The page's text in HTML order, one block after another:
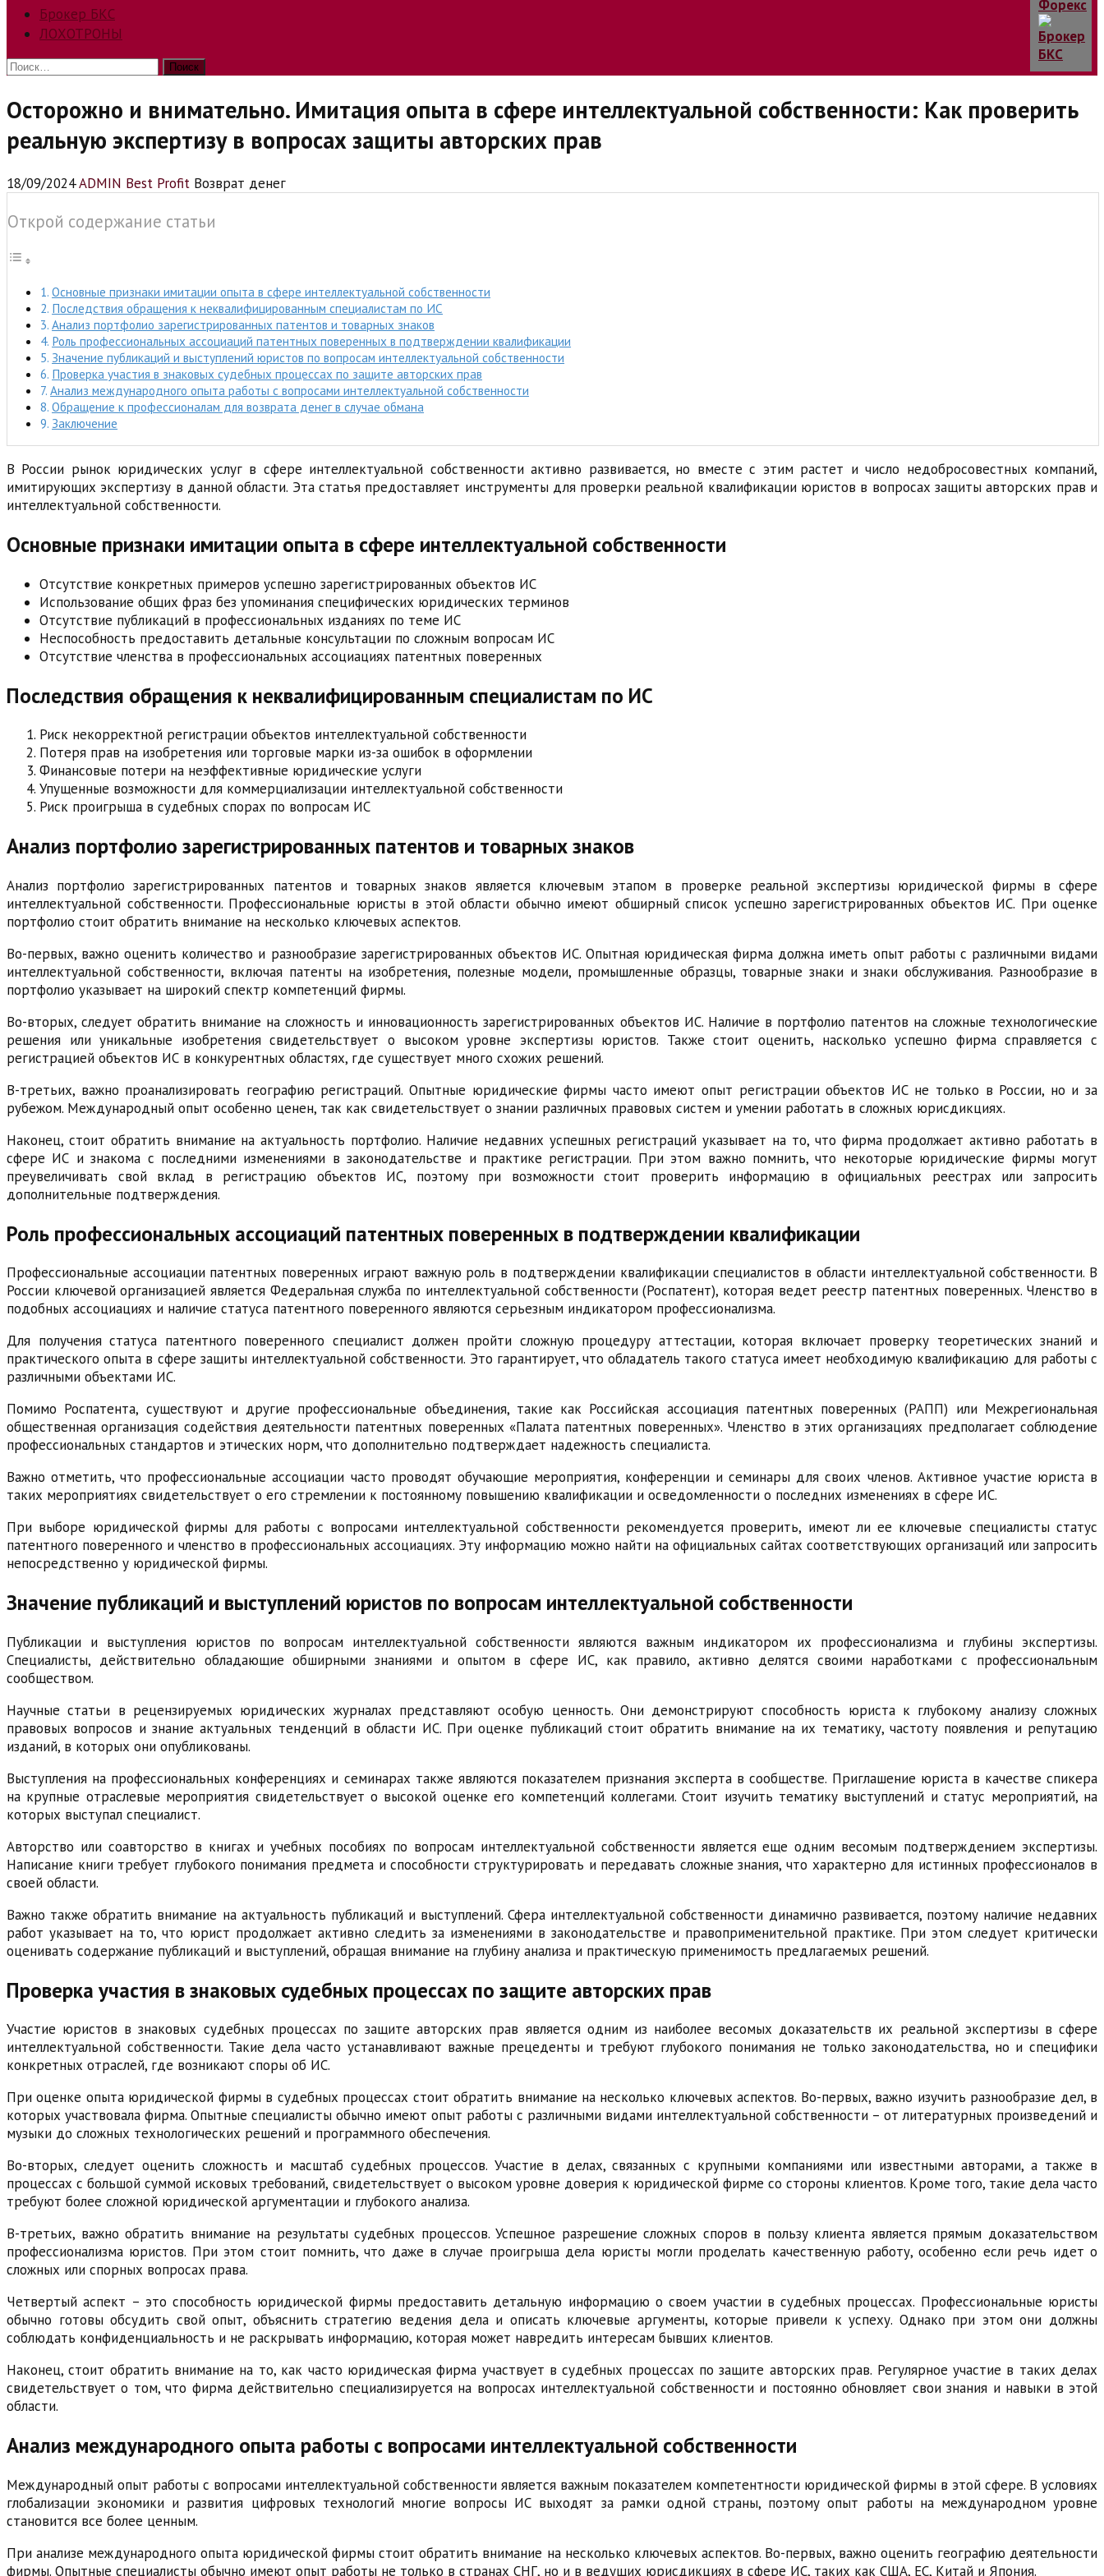
Брокер БКС
ЛОХОТРОНЫ
Найти:
Осторожно и внимательно. Имитация опыта в сфере интеллектуальной собственности: Как проверить
реальную экспертизу в вопросах защиты авторских прав
18/09/2024ADMIN Best Profit Возврат денег
Открой содержание статьи
Основные признаки имитации опыта в сфере интеллектуальной собственности
Последствия обращения к неквалифицированным специалистам по ИС
Анализ портфолио зарегистрированных патентов и товарных знаков
Роль профессиональных ассоциаций патентных поверенных в подтверждении квалификации
Значение публикаций и выступлений юристов по вопросам интеллектуальной собственности
Проверка участия в знаковых судебных процессах по защите авторских прав
Анализ международного опыта работы с вопросами интеллектуальной собственности
Обращение к профессионалам для возврата денег в случае обмана
Заключение
В России рынок юридических услуг в сфере интеллектуальной собственности активно развивается, но вместе с этим растет и число недобросовестных компаний,
имитирующих экспертизу в данной области. Эта статья предоставляет инструменты для проверки реальной квалификации юристов в вопросах защиты авторских прав и
интеллектуальной собственности.
Основные признаки имитации опыта в сфере интеллектуальной собственности
Отсутствие конкретных примеров успешно зарегистрированных объектов ИС
Использование общих фраз без упоминания специфических юридических терминов
Отсутствие публикаций в профессиональных изданиях по теме ИС
Неспособность предоставить детальные консультации по сложным вопросам ИС
Отсутствие членства в профессиональных ассоциациях патентных поверенных
Последствия обращения к неквалифицированным специалистам по ИС
Риск некорректной регистрации объектов интеллектуальной собственности
Потеря прав на изобретения или торговые марки из-за ошибок в оформлении
Финансовые потери на неэффективные юридические услуги
Упущенные возможности для коммерциализации интеллектуальной собственности
Риск проигрыша в судебных спорах по вопросам ИС
Анализ портфолио зарегистрированных патентов и товарных знаков
Анализ портфолио зарегистрированных патентов и товарных знаков является ключевым этапом в проверке реальной экспертизы юридической фирмы в сфере
интеллектуальной собственности. Профессиональные юристы в этой области обычно имеют обширный список успешно зарегистрированных объектов ИС. При оценке
портфолио стоит обратить внимание на несколько ключевых аспектов.
Во-первых, важно оценить количество и разнообразие зарегистрированных объектов ИС. Опытная юридическая фирма должна иметь опыт работы с различными видами
интеллектуальной собственности, включая патенты на изобретения, полезные модели, промышленные образцы, товарные знаки и знаки обслуживания. Разнообразие в
портфолио указывает на широкий спектр компетенций фирмы.
Во-вторых, следует обратить внимание на сложность и инновационность зарегистрированных объектов ИС. Наличие в портфолио патентов на сложные технологические
решения или уникальные изобретения свидетельствует о высоком уровне экспертизы юристов. Также стоит оценить, насколько успешно фирма справляется с
регистрацией объектов ИС в конкурентных областях, где существует много схожих решений.
В-третьих, важно проанализировать географию регистраций. Опытные юридические фирмы часто имеют опыт регистрации объектов ИС не только в России, но и за
рубежом. Международный опыт особенно ценен, так как свидетельствует о знании различных правовых систем и умении работать в сложных юрисдикциях.
Наконец, стоит обратить внимание на актуальность портфолио. Наличие недавних успешных регистраций указывает на то, что фирма продолжает активно работать в
сфере ИС и знакома с последними изменениями в законодательстве и практике регистрации. При этом важно помнить, что некоторые юридические фирмы могут
преувеличивать свой вклад в регистрацию объектов ИС, поэтому при возможности стоит проверить информацию в официальных реестрах или запросить
дополнительные подтверждения.
Роль профессиональных ассоциаций патентных поверенных в подтверждении квалификации
Профессиональные ассоциации патентных поверенных играют важную роль в подтверждении квалификации специалистов в области интеллектуальной собственности. В
России ключевой организацией является Федеральная служба по интеллектуальной собственности (Роспатент), которая ведет реестр патентных поверенных. Членство в
подобных ассоциациях и наличие статуса патентного поверенного являются серьезным индикатором профессионализма.
Для получения статуса патентного поверенного специалист должен пройти сложную процедуру аттестации, которая включает проверку теоретических знаний и
практического опыта в сфере защиты интеллектуальной собственности. Это гарантирует, что обладатель такого статуса имеет необходимую квалификацию для работы с
различными объектами ИС.
Помимо Роспатента, существуют и другие профессиональные объединения, такие как Российская ассоциация патентных поверенных (РАПП) или Межрегиональная
общественная организация содействия деятельности патентных поверенных «Палата патентных поверенных». Членство в этих организациях предполагает соблюдение
профессиональных стандартов и этических норм, что дополнительно подтверждает надежность специалиста.
Важно отметить, что профессиональные ассоциации часто проводят обучающие мероприятия, конференции и семинары для своих членов. Активное участие юриста в
таких мероприятиях свидетельствует о его стремлении к постоянному повышению квалификации и осведомленности о последних изменениях в сфере ИС.
При выборе юридической фирмы для работы с вопросами интеллектуальной собственности рекомендуется проверить, имеют ли ее ключевые специалисты статус
патентного поверенного и членство в профессиональных ассоциациях. Эту информацию можно найти на официальных сайтах соответствующих организаций или запросить
непосредственно у юридической фирмы.
Значение публикаций и выступлений юристов по вопросам интеллектуальной собственности
Публикации и выступления юристов по вопросам интеллектуальной собственности являются важным индикатором их профессионализма и глубины экспертизы.
Специалисты, действительно обладающие обширными знаниями и опытом в сфере ИС, как правило, активно делятся своими наработками с профессиональным
сообществом.
Научные статьи в рецензируемых юридических журналах представляют особую ценность. Они демонстрируют способность юриста к глубокому анализу сложных
правовых вопросов и знание актуальных тенденций в области ИС. При оценке публикаций стоит обратить внимание на их тематику, частоту появления и репутацию
изданий, в которых они опубликованы.
Выступления на профессиональных конференциях и семинарах также являются показателем признания эксперта в сообществе. Приглашение юриста в качестве спикера
на крупные отраслевые мероприятия свидетельствует о высокой оценке его компетенций коллегами. Стоит изучить тематику выступлений и статус мероприятий, на
которых выступал специалист.
Авторство или соавторство в книгах и учебных пособиях по вопросам интеллектуальной собственности является еще одним весомым подтверждением экспертизы.
Написание книги требует глубокого понимания предмета и способности структурировать и передавать сложные знания, что характерно для истинных профессионалов в
своей области.
Важно также обратить внимание на актуальность публикаций и выступлений. Сфера интеллектуальной собственности динамично развивается, поэтому наличие недавних
работ указывает на то, что юрист продолжает активно следить за изменениями в законодательстве и правоприменительной практике. При этом следует критически
оценивать содержание публикаций и выступлений, обращая внимание на глубину анализа и практическую применимость предлагаемых решений.
Проверка участия в знаковых судебных процессах по защите авторских прав
Участие юристов в знаковых судебных процессах по защите авторских прав является одним из наиболее весомых доказательств их реальной экспертизы в сфере
интеллектуальной собственности. Такие дела часто устанавливают важные прецеденты и требуют глубокого понимания не только законодательства, но и специфики
конкретных отраслей, где возникают споры об ИС.
При оценке опыта юридической фирмы в судебных процессах стоит обратить внимание на несколько ключевых аспектов. Во-первых, важно изучить разнообразие дел, в
которых участвовала фирма. Опытные специалисты обычно имеют опыт работы с различными видами интеллектуальной собственности – от литературных произведений и
музыки до сложных технологических решений и программного обеспечения.
Во-вторых, следует оценить сложность и масштаб судебных процессов. Участие в делах, связанных с крупными компаниями или известными авторами, а также в
процессах с большой суммой исковых требований, свидетельствует о высоком уровне доверия к юридической фирме со стороны клиентов. Кроме того, такие дела часто
требуют более сложной юридической аргументации и глубокого анализа.
В-третьих, важно обратить внимание на результаты судебных процессов. Успешное разрешение сложных споров в пользу клиента является прямым доказательством
профессионализма юристов. При этом стоит помнить, что даже в случае проигрыша дела юристы могли проделать качественную работу, особенно если речь идет о
сложных или спорных вопросах права.
Четвертый аспект – это способность юридической фирмы предоставить детальную информацию о своем участии в судебных процессах. Профессиональные юристы
обычно готовы обсудить свой опыт, объяснить стратегию ведения дела и описать ключевые аргументы, которые привели к успеху. Однако при этом они должны
соблюдать конфиденциальность и не раскрывать информацию, которая может навредить интересам бывших клиентов.
Наконец, стоит обратить внимание на то, как часто юридическая фирма участвует в судебных процессах по защите авторских прав. Регулярное участие в таких делах
свидетельствует о том, что фирма действительно специализируется на вопросах интеллектуальной собственности и постоянно обновляет свои знания и навыки в этой
области.
Анализ международного опыта работы с вопросами интеллектуальной собственности
Международный опыт работы с вопросами интеллектуальной собственности является важным показателем компетентности юридической фирмы в этой сфере. В условиях
глобализации экономики и развития цифровых технологий многие вопросы ИС выходят за рамки одной страны, поэтому опыт работы на международном уровне
становится все более ценным.
При анализе международного опыта юридической фирмы стоит обратить внимание на несколько ключевых аспектов. Во-первых, важно оценить географию деятельности
фирмы. Опытные специалисты обычно имеют опыт работы не только в странах СНГ, но и в ведущих юрисдикциях в сфере ИС, таких как США, ЕС, Китай и Япония.